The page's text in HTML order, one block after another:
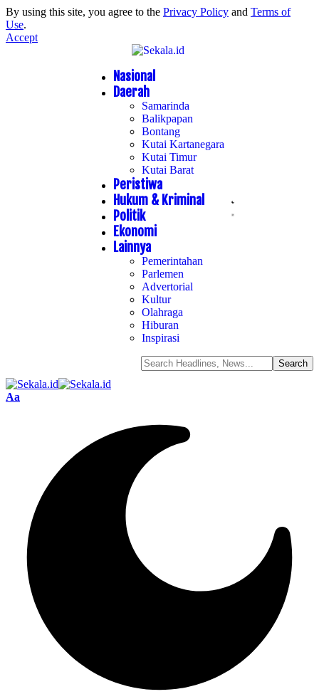
By using this site, you agree to the Privacy Policy and Terms of
Use.
Accept
Nasional
Daerah
Samarinda
Balikpapan
Bontang
Kutai Kartanegara
Kutai Timur
Kutai Barat
Peristiwa
Hukum & Kriminal
Politik
Ekonomi
Lainnya
Pemerintahan
Parlemen
Advertorial
Kultur
Olahraga
Hiburan
Inspirasi
Aa